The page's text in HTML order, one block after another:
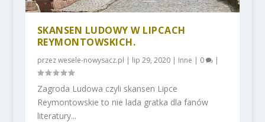
SKANSEN LUDOWY W LIPCACH
REYMONTOWSKICH.
przezwesele-nowysacz.pl | lip 29, 2020| Inne | 0 |
Zagroda Ludowa czyli skansen Lipce
Reymontowskie to nie lada gratka dla fanów
literatury...